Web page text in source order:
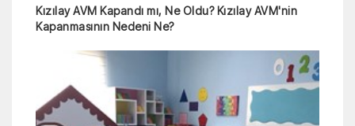
Kızılay AVM Kapandı mı, Ne Oldu? Kızılay AVM'nin
Kapanmasının Nedeni Ne?